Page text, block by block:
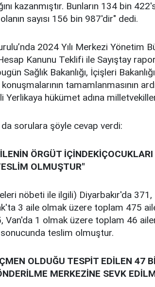
kazanmıştır. Bunların 134 bin
sayısı 156 bin 987'dir" dedi.
2024 Yılı Merkezi Yönetim
Kanunu Teklifi ile Sayıştay
Sağlık Bakanlığı, İçişleri
tamamlanmasının
Yerlikaya hükümet adına
da sorulara şöyle cevap verdi:
ÖRGÜT
OLMUŞTUR"
nöbeti ile ilgili) Diyarbakır'da
3 aile olmak üzere toplam 475
Van'da 1 olmak üzere toplam 46
sonucunda teslim olmuştur.
OLDUĞU TESPİT EDİLEN 47
MERKEZİNE SEVK